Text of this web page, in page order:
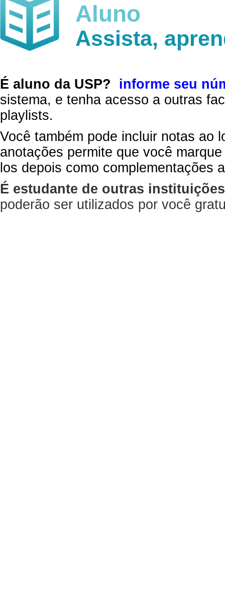
Aluno
Assista,
É aluno da USP?
informe seu
sistema, e tenha acesso a outras
playlists.
Você também pode incluir notas ao
anotações permite que você
los depois como complementações
É estudante de outras
poderão ser utilizados por você